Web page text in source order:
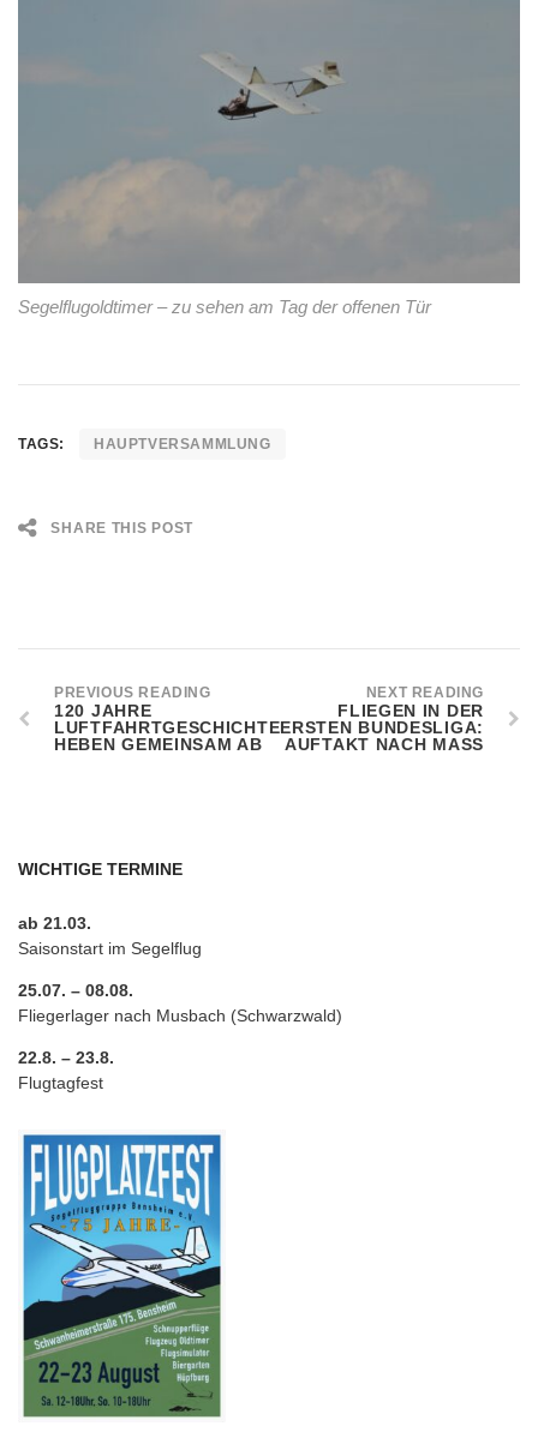
Segelflugoldtimer – zu sehen am Tag der offenen Tür
TAGS: HAUPTVERSAMMLUNG
SHARE THIS POST
PREVIOUS READING
120 JAHRE
LUFTFAHRTGESCHICHTE
HEBEN GEMEINSAM AB
NEXT READING
FLIEGEN IN DER
ERSTEN BUNDESLIGA:
AUFTAKT NACH MASS
WICHTIGE TERMINE
ab 21.03.
Saisonstart im Segelflug
25.07. – 08.08.
Fliegerlager nach Musbach (Schwarzwald)
22.8. – 23.8.
Flugtagfest